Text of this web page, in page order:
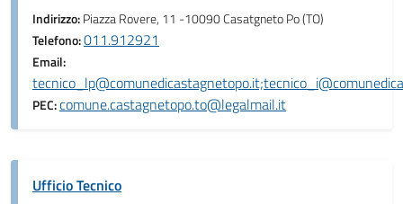
Indirizzo:Piazza Rovere, 11 -10090 Casatgneto Po (TO)
Telefono:011.912921
Email:
PEC:comune.castagnetopo.to@legalmail.it
Ufficio Tecnico